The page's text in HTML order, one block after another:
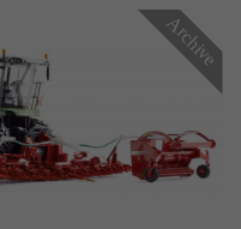
Archive